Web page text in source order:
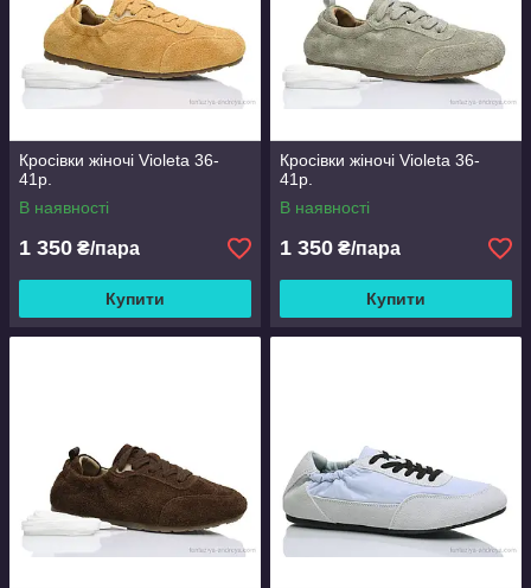
Кросівки жіночі Violeta 36-
41р.
В наявності
1 350 ₴/пара
Купити
Кросівки жіночі Violeta 36-
41р.
В наявності
1 350 ₴/пара
Купити